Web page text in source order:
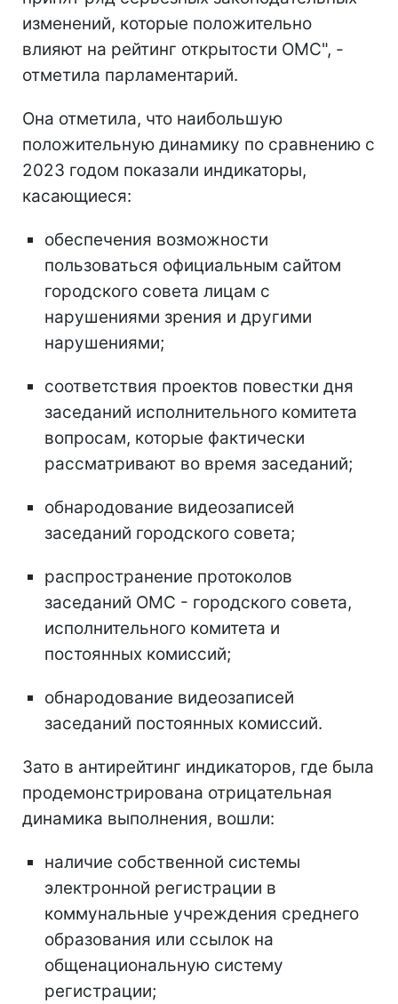
изменений, которые положительно
влияют на рейтинг открытости ОМС", -
отметила парламентарий.
Она отметила, что наибольшую
положительную динамику по сравнению с
2023 годом показали индикаторы,
касающиеся:
обеспечения возможности
пользоваться официальным сайтом
городского совета лицам с
нарушениями зрения и другими
нарушениями;
соответствия проектов повестки дня
заседаний исполнительного комитета
вопросам, которые фактически
рассматривают во время заседаний;
обнародование видеозаписей
заседаний городского совета;
распространение протоколов
заседаний ОМС - городского совета,
исполнительного комитета и
постоянных комиссий;
обнародование видеозаписей
заседаний постоянных комиссий.
Зато в антирейтинг индикаторов, где была
продемонстрирована отрицательная
динамика выполнения, вошли:
наличие собственной системы
электронной регистрации в
коммунальные учреждения среднего
образования или ссылок на
общенациональную систему
регистрации;